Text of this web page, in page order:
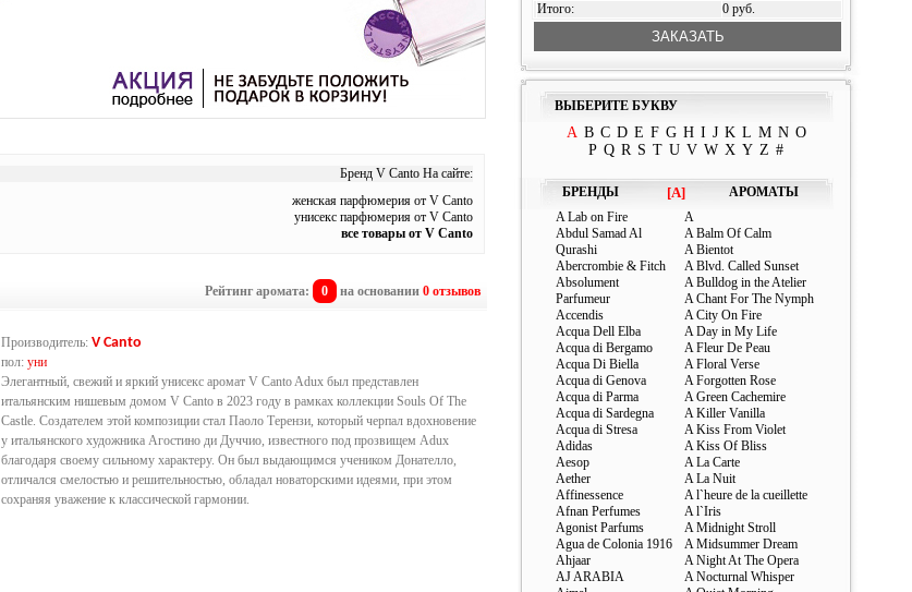
Бренд V Canto На сайте:
женская парфюмерия от V Canto
унисекс парфюмерия от V Canto
все товары от V Canto
Рейтинг аромата: 0 на основании 0 отзывов
Производитель: V Canto
пол: уни
Элегантный, свежий и яркий унисекс аромат V Canto Adux был представлен
итальянским нишевым домом V Canto в 2023 году в рамках коллекции Souls Of The
Castle. Создателем этой композиции стал Паоло Терензи, который черпал вдохновение
у итальянского художника Агостино ди Дуччио, известного под прозвищем Adux
благодаря своему сильному характеру. Он был выдающимся учеником Донателло,
отличался смелостью и решительностью, обладал новаторскими идеями, при этом
сохраняя уважение к классической гармонии.
Итого:
0 руб.
ЗАКАЗАТЬ
ВЫБЕРИТЕ БУКВУ
A B C D E F G H I J K L M N O
P Q R S T U V W X Y Z #
БРЕНДЫ [A]
АРОМАТЫ
A Lab on Fire
Abdul Samad Al
Qurashi
Abercrombie & Fitch
Absolument
Parfumeur
Accendis
Acqua Dell Elba
Acqua di Bergamo
Acqua Di Biella
Acqua di Genova
Acqua di Parma
Acqua di Sardegna
Acqua di Stresa
Adidas
Aesop
Aether
Affinessence
Afnan Perfumes
Agonist Parfums
Agua de Colonia 1916
Ahjaar
AJ ARABIA
A
A Balm Of Calm
A Bientot
A Blvd. Called Sunset
A Bulldog in the Atelier
A Chant For The Nymph
A City On Fire
A Day in My Life
A Fleur De Peau
A Floral Verse
A Forgotten Rose
A Green Cachemire
A Killer Vanilla
A Kiss From Violet
A Kiss Of Bliss
A La Carte
A La Nuit
A l`heure de la cueillette
A l`Iris
A Midnight Stroll
A Midsummer Dream
A Night At The Opera
A Nocturnal Whisper